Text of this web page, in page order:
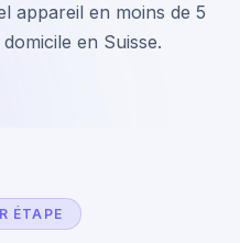
appareil en moins de 5
en Suisse.
ÉTAPE